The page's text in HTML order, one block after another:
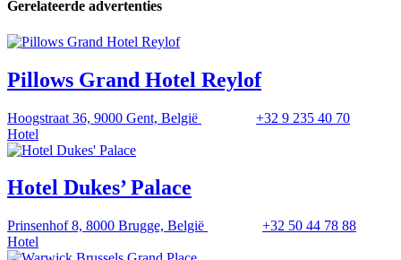
Gerelateerde advertenties
Pillows Grand Hotel Reylof
Hoogstraat 36, 9000 Gent, België
+32 9 235 40 70
Hotel
Hotel Dukes’ Palace
Prinsenhof 8, 8000 Brugge, België
+32 50 44 78 88
Hotel